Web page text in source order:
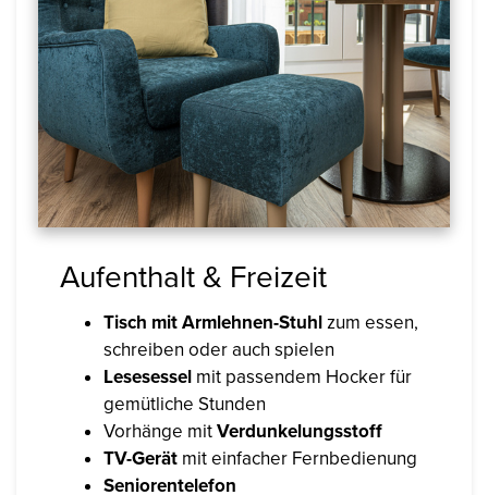
Aufenthalt & Freizeit
Tisch mit Armlehnen-Stuhlzum essen,
schreiben oder auch spielen
Lesesessel mit passendem Hocker für
gemütliche Stunden
Vorhänge mitVerdunkelungsstoff
TV-Gerät mit einfacher Fernbedienung
Seniorentelefon